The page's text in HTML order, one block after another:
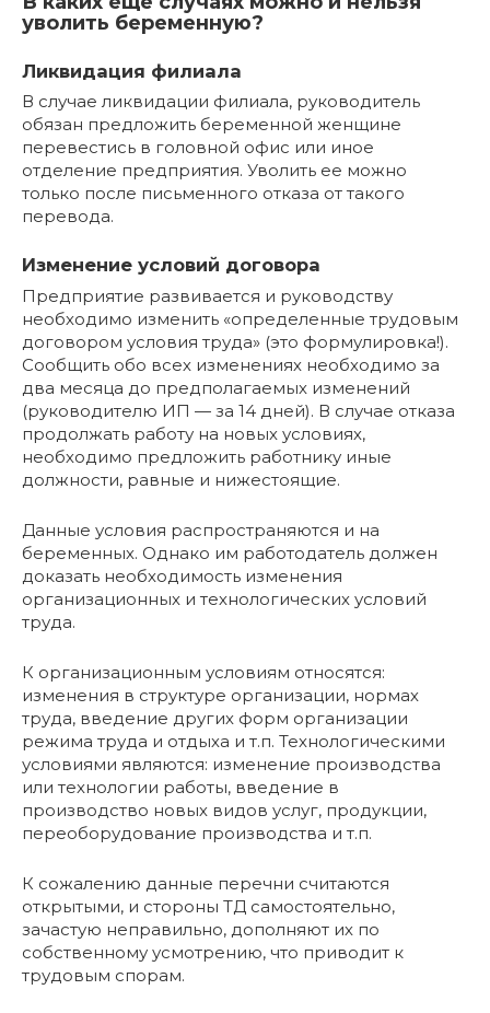
уволить беременную?
Ликвидация филиала
В случае ликвидации филиала, руководитель
обязан предложить беременной женщине
перевестись в головной офис или иное
отделение предприятия. Уволить ее можно
только после письменного отказа от такого
перевода.
Изменение условий договора
Предприятие развивается и руководству
необходимо изменить «определенные трудовым
договором условия труда» (это формулировка!).
Сообщить обо всех изменениях необходимо за
два месяца до предполагаемых изменений
(руководителю ИП — за 14 дней). В случае отказа
продолжать работу на новых условиях,
необходимо предложить работнику иные
должности, равные и нижестоящие.
Данные условия распространяются и на
беременных. Однако им работодатель должен
доказать необходимость изменения
организационных и технологических условий
труда.
К организационным условиям относятся:
изменения в структуре организации, нормах
труда, введение других форм организации
режима труда и отдыха и т.п. Технологическими
условиями являются: изменение производства
или технологии работы, введение в
производство новых видов услуг, продукции,
переоборудование производства и т.п.
К сожалению данные перечни считаются
открытыми, и стороны ТД самостоятельно,
зачастую неправильно, дополняют их по
собственному усмотрению, что приводит к
трудовым спорам.